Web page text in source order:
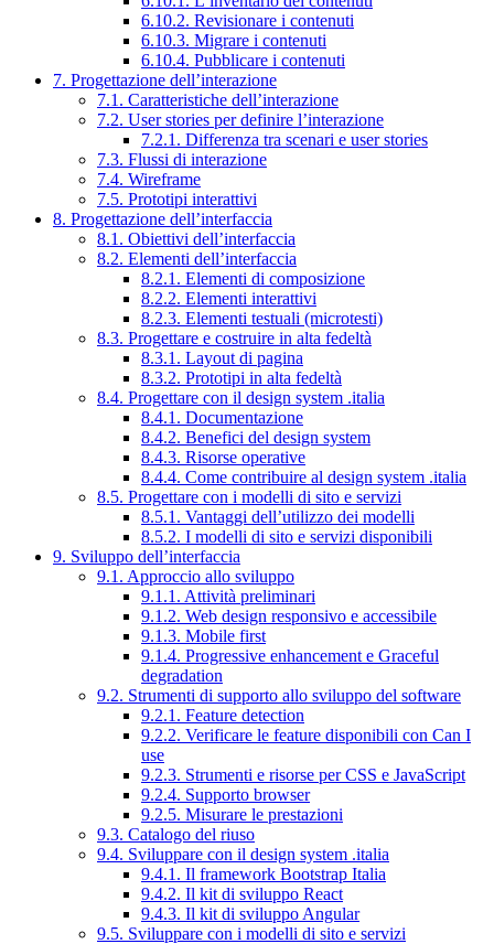
6.10.2. Revisionare i contenuti
6.10.3. Migrare i contenuti
6.10.4. Pubblicare i contenuti
7. Progettazione dell’interazione
7.1. Caratteristiche dell’interazione
7.2. User stories per definire l’interazione
7.2.1. Differenza tra scenari e user stories
7.3. Flussi di interazione
7.4. Wireframe
7.5. Prototipi interattivi
8. Progettazione dell’interfaccia
8.1. Obiettivi dell’interfaccia
8.2. Elementi dell’interfaccia
8.2.1. Elementi di composizione
8.2.2. Elementi interattivi
8.2.3. Elementi testuali (microtesti)
8.3. Progettare e costruire in alta fedeltà
8.3.1. Layout di pagina
8.3.2. Prototipi in alta fedeltà
8.4. Progettare con il design system .italia
8.4.1. Documentazione
8.4.2. Benefici del design system
8.4.3. Risorse operative
8.4.4. Come contribuire al design system .italia
8.5. Progettare con i modelli di sito e servizi
8.5.1. Vantaggi dell’utilizzo dei modelli
8.5.2. I modelli di sito e servizi disponibili
9. Sviluppo dell’interfaccia
9.1. Approccio allo sviluppo
9.1.1. Attività preliminari
9.1.2. Web design responsivo e accessibile
9.1.3. Mobile first
9.1.4. Progressive enhancement e Graceful
degradation
9.2. Strumenti di supporto allo sviluppo del software
9.2.1. Feature detection
9.2.2. Verificare le feature disponibili con Can I
use
9.2.3. Strumenti e risorse per CSS e JavaScript
9.2.4. Supporto browser
9.2.5. Misurare le prestazioni
9.3. Catalogo del riuso
9.4. Sviluppare con il design system .italia
9.4.1. Il framework Bootstrap Italia
9.4.2. Il kit di sviluppo React
9.4.3. Il kit di sviluppo Angular
9.5. Sviluppare con i modelli di sito e servizi